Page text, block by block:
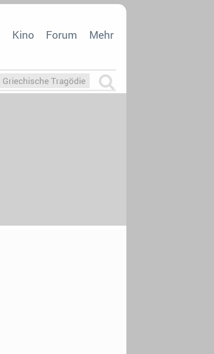
Kino Forum Mehr
Griechische Tragödie